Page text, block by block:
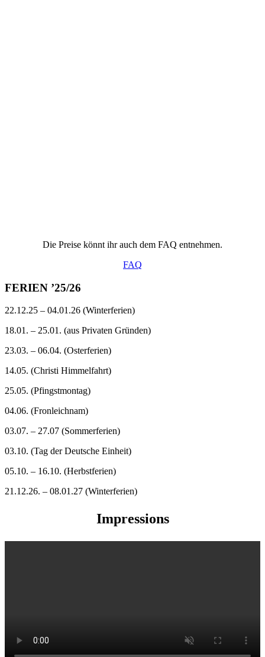
Die Preise könnt ihr auch dem FAQ entnehmen.
FAQ
FERIEN ’25/26
22.12.25 – 04.01.26 (Winterferien)
18.01. – 25.01. (aus Privaten Gründen)
23.03. – 06.04. (Osterferien)
14.05. (Christi Himmelfahrt)
25.05. (Pfingstmontag)
04.06. (Fronleichnam)
03.07. – 27.07 (Sommerferien)
03.10. (Tag der Deutsche Einheit)
05.10. – 16.10. (Herbstferien)
21.12.26. – 08.01.27 (Winterferien)
Impressions